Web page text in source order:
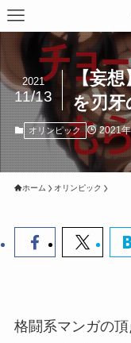
【妄
を刃
2021
11/13
オリンピック 2021
ホーム オリンピック
格闘系マンガの